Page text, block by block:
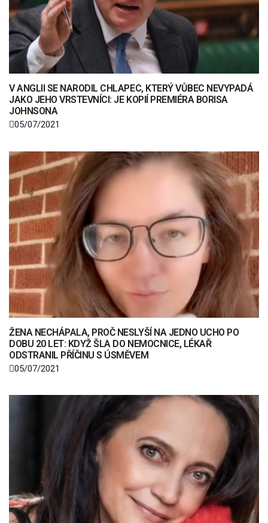
V ANGLII SE NARODIL CHLAPEC, KTERÝ VŮBEC NEVYPADÁ
JAKO JEHO VRSTEVNÍCI: JE KOPIÍ PREMIÉRA BORISA
JOHNSONA
05/07/2021
ŽENA NECHÁPALA, PROČ NESLYŠÍ NA JEDNO UCHO PO
DOBU 20 LET: KDYŽ ŠLA DO NEMOCNICE, LÉKAŘ
ODSTRANIL PŘÍČINU S ÚSMĚVEM
05/07/2021